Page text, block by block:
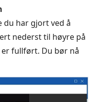
du har gjort ved å
nederst til høyre på
fullført. Du bør nå